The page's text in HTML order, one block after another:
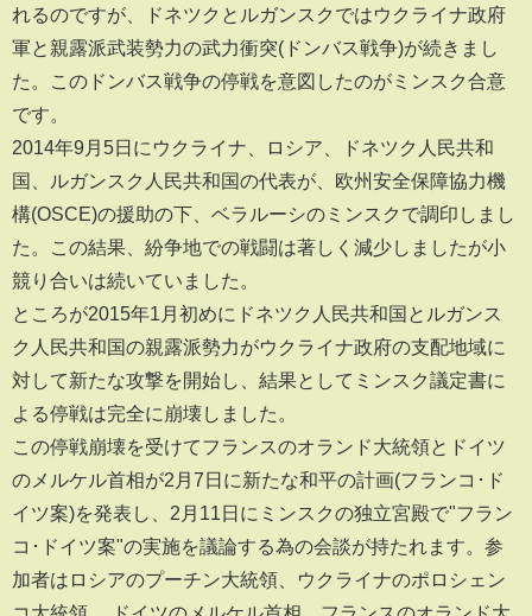
れるのですが、ドネツクとルガンスクではウクライナ政府
軍と親露派武装勢力の武力衝突(ドンバス戦争)が続きまし
た。このドンバス戦争の停戦を意図したのがミンスク合意
です。
2014年9月5日にウクライナ、ロシア、ドネツク人民共和
国、ルガンスク人民共和国の代表が、欧州安全保障協力機
構(OSCE)の援助の下、ベラルーシのミンスクで調印しまし
た。この結果、紛争地での戦闘は著しく減少しましたが小
競り合いは続いていました。
ところが2015年1月初めにドネツク人民共和国とルガンス
ク人民共和国の親露派勢力がウクライナ政府の支配地域に
対して新たな攻撃を開始し、結果としてミンスク議定書に
よる停戦は完全に崩壊しました。
この停戦崩壊を受けてフランスのオランド大統領とドイツ
のメルケル首相が2月7日に新たな和平の計画(フランコ･ド
イツ案)を発表し、2月11日にミンスクの独立宮殿で"フラン
コ･ドイツ案"の実施を議論する為の会談が持たれます。参
加者はロシアのプーチン大統領、ウクライナのポロシェン